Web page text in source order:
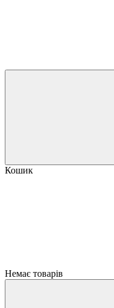
Кошик
Немає товарів